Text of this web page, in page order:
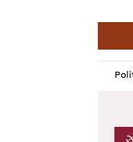
Profil
öffnen
Daz
Pur